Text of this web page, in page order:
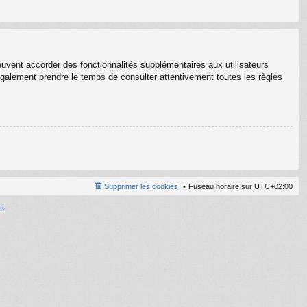
accorder des fonctionnalités supplémentaires aux utilisateurs
prendre le temps de consulter attentivement toutes les règles
Fuseau horaire sur UTC+02:00
Supprimer les cookies